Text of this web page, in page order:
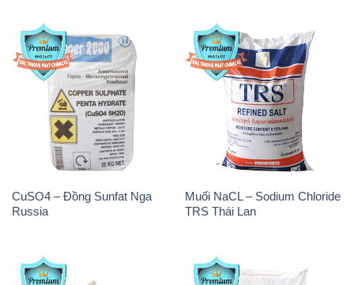
CuSO4 – Đồng Sunfat Nga
Russia
Muối NaCL – Sodium Chloride
TRS Thái Lan